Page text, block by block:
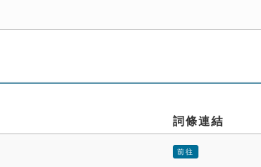
詞條連結
前往